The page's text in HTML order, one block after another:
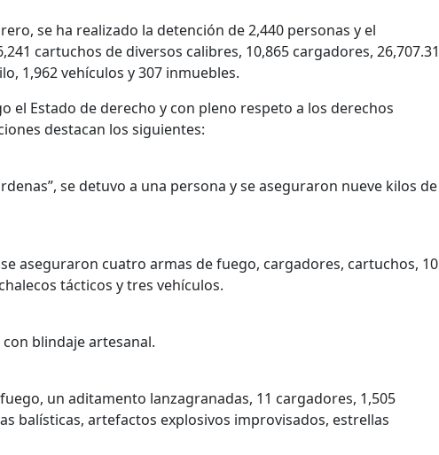
se ha realizado la detención de 2,440 personas y el
cartuchos de diversos calibres, 10,865 cargadores, 26,707.31
1,962 vehículos y 307 inmuebles.
el Estado de derecho y con pleno respeto a los derechos
destacan los siguientes:
se detuvo a una persona y se aseguraron nueve kilos de
aseguraron cuatro armas de fuego, cargadores, cartuchos, 10
tácticos y tres vehículos.
blindaje artesanal.
un aditamento lanzagranadas, 11 cargadores, 1,505
balísticas, artefactos explosivos improvisados, estrellas